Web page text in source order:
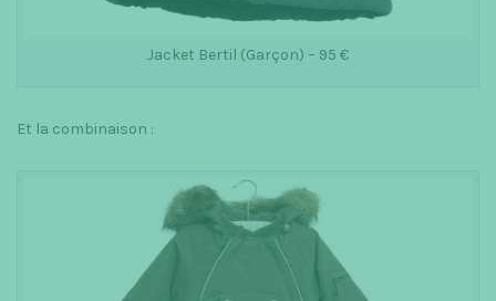
Jacket Bertil (Garçon) – 95 €
Et la combinaison :